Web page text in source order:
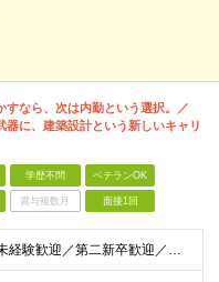
すなら、次は内勤という選択。／
器に、建築設計という新しいキャリ
学歴不問 ベテランOK
賞与複数月 面接1回
＜学歴不問／職種未経験歓迎／第二新卒歓迎／ブランクOK＞ ■建設業界での実務経験をお持ちの方 └年数・分野・職種はいっさい不問！ ◆設計職が初めての方も歓迎！ ◆施工管理など、現場経験を活かしてキ